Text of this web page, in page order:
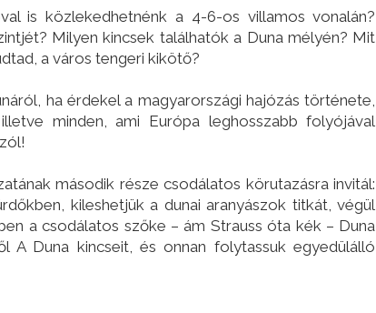
is közlekedhetnénk a 4-6-os villamos vonalán?
Milyen kincsek találhatók a Duna mélyén? Mit
a város tengeri kikötő?
ha érdekel a magyarországi hajózás története,
minden, ami Európa leghosszabb folyójával
második része csodálatos körutazásra invitál:
kileshetjük a dunai aranyászok titkát, végül
a csodálatos szőke – ám Strauss óta kék – Duna
A Duna kincseit, és onnan folytassuk egyedülálló